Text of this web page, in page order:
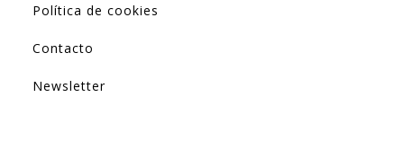
Política de cookies
Contacto
Newsletter